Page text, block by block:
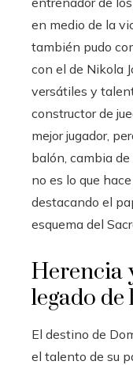
en medio de la
también pudo
con el de Nikola
versátiles y
constructor de
mejor jugador,
balón, cambia
no es lo que
destacando el
esquema del
Herencia
legado de
El destino de
el talento de su